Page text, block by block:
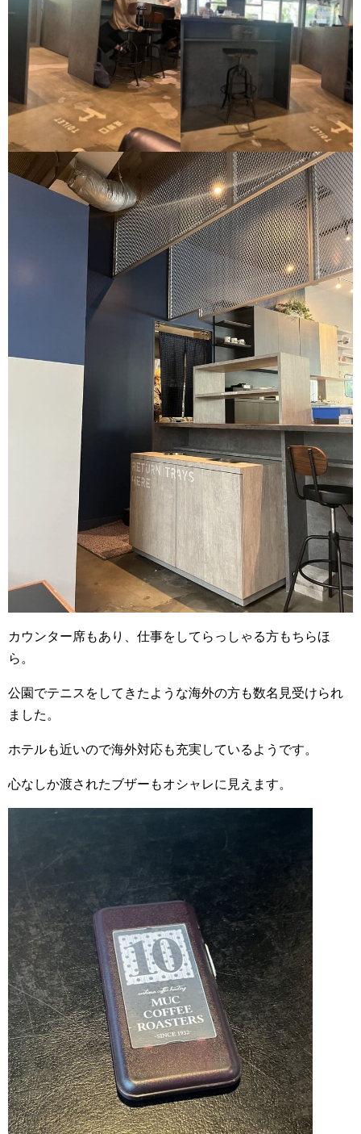
カウンター席もあり、仕事をしてらっしゃる方もちらほ
ら。
公園でテニスをしてきたような海外の方も数名見受けられ
ました。
ホテルも近いので海外対応も充実しているようです。
心なしか渡されたブザーもオシャレに見えます。